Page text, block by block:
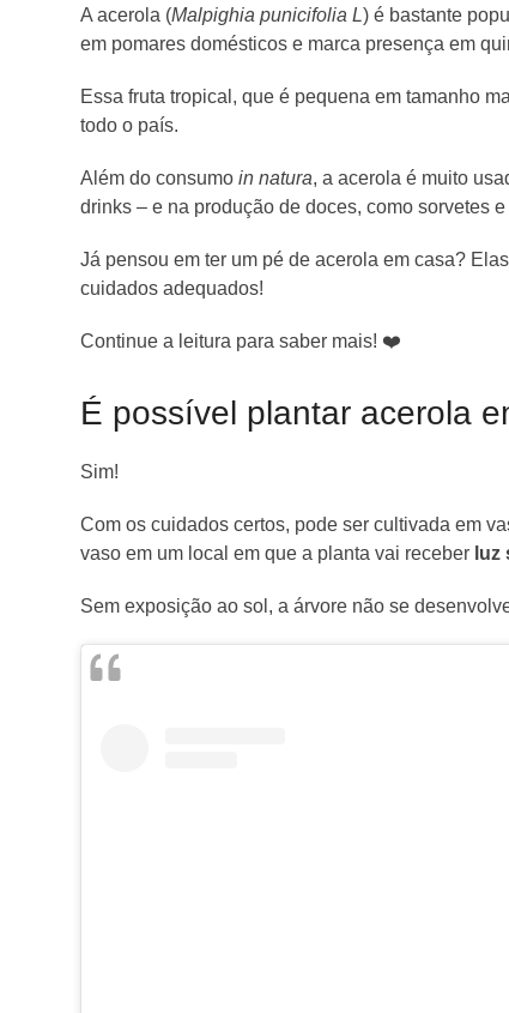
A acerola (Malpighia punicifolia L) é bastante
em pomares domésticos e marca presença em
Essa fruta tropical, que é pequena em tamanho
todo o país.
Além do consumoin natura, a acerola é muito
drinks – e na produção de doces, como sorvetes
Já pensou em ter um pé de acerola em casa?
cuidados adequados!
Continue a leitura para saber mais! ❤️
É possível plantar acerola
Sim!
Com os cuidados certos, pode ser cultivada em
vaso em um local em que a planta vai receber
Sem exposição ao sol, a árvore não se